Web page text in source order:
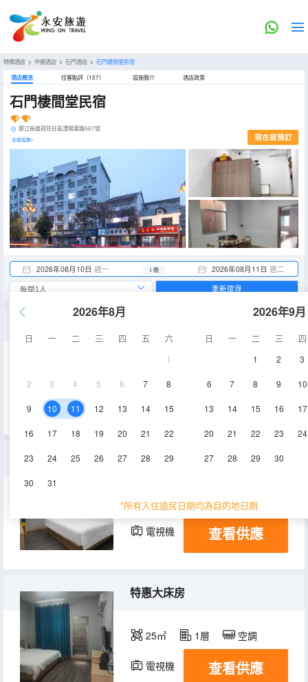
特價酒店 > 中國酒店 > 石門酒店 > 石門棲間堂民宿
酒店概览 住客點評（157） 設施簡介 酒店政策
石門棲間堂民宿
楚江街道荷花社區澧陽東路567號
全部設施> 現在就預訂
2026年08月10日 週一 2026年08月11日 週二
1 晚
2026年8月
日 一 二 三 四 五
六
1
2 3 4 5 6 7 8
9 10 11 12 13 14 15
16 17 18 19 20 21 22
23 24 25 26 27 28 29
30 31
2026年9月
日 一 二 三
四
1
2 3
6 7 8 9 10
13 14 15 16 17
20 21 22 23 24
27 28 29 30
*所有入住退房日期均為目的地日期
重新搜尋
25-30㎡ 空調
棲雅温馨大床房
20-30㎡ 2-4層
電視機 查看供應
特惠大床房
25㎡ 1層 空調
電視機 查看供應